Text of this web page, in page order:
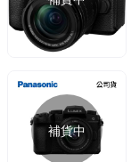
補貨中